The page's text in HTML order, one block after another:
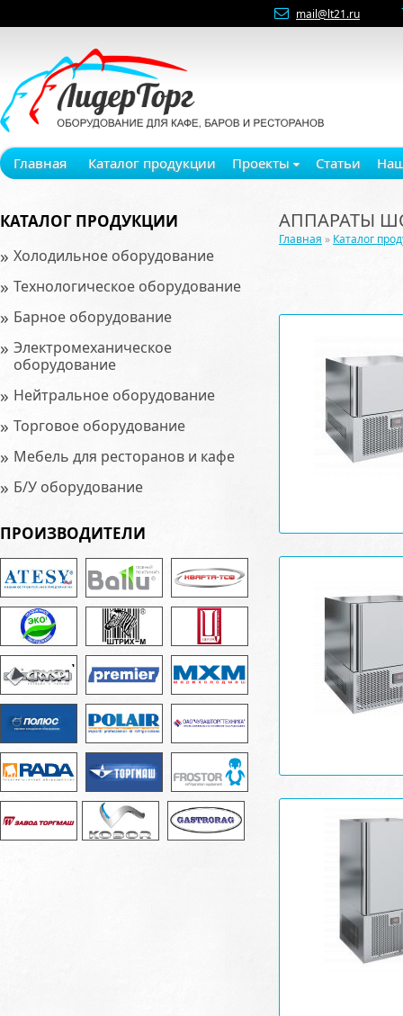
mail@lt21.ru
Главная Каталог продукции Проекты Статьи
КАТАЛОГ ПРОДУКЦИИ
» Холодильное оборудование
» Технологическое оборудование
» Барное оборудование
» Электромеханическое
оборудование
» Нейтральное оборудование
» Торговое оборудование
» Мебель для ресторанов и кафе
» Б/У оборудование
ПРОИЗВОДИТЕЛИ
АППАРАТЫ
Главная » Каталог